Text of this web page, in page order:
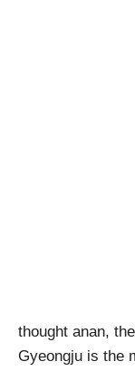
thought anan,
Gyeongju is the